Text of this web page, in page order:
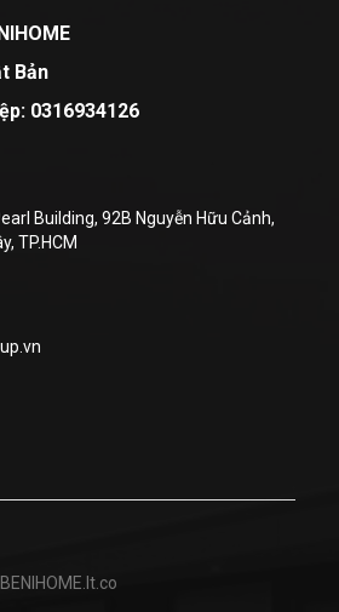
Bản
0316934126
Building, 92B Nguyễn Hữu Cảnh,
TP.HCM